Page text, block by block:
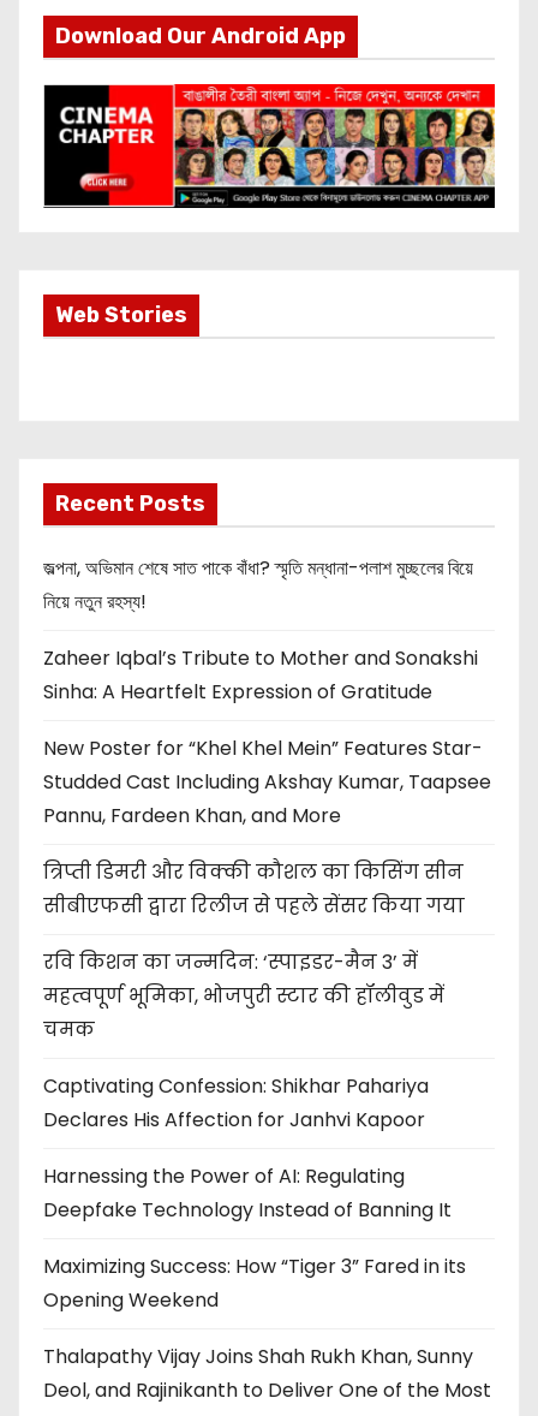
Download Our Android App
Web StoriesMost Important
Info about
Recent Posts
জল্পনা, অভিমান শেষে সাত পাকে বাঁধা? স্মৃতি মন্ধানা-পলাশ মুচ্ছলের বিয়ে
নিয়ে নতুন রহস্য!
Zaheer Iqbal’s Tribute to Mother and Sonakshi
Sinha: A Heartfelt Expression of Gratitude
New Poster for “Khel Khel Mein” Features Star-
Studded Cast Including Akshay Kumar, Taapsee
Pannu, Fardeen Khan, and More
त्रिप्ती डिमरी और विक्की कौशल का किसिंग सीन
सीबीएफसी द्वारा रिलीज से पहले सेंसर किया गया
रवि किशन का जन्मदिन: ‘स्पाइडर-मैन 3’ में
महत्वपूर्ण भूमिका, भोजपुरी स्टार की हॉलीवुड में
चमक
Captivating Confession: Shikhar Pahariya
Declares His Affection for Janhvi Kapoor
Harnessing the Power of AI: Regulating
Deepfake Technology Instead of Banning It
Maximizing Success: How “Tiger 3” Fared in its
Opening Weekend
Thalapathy Vijay Joins Shah Rukh Khan, Sunny
Deol, and Rajinikanth to Deliver One of the Most